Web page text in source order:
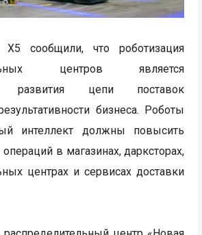
X5 сообщили, что роботизация
центров является
развития цепи поставок
бизнеса. Роботы
интеллект должны повысить
в магазинах, дарксторах,
центрах и сервисах доставки